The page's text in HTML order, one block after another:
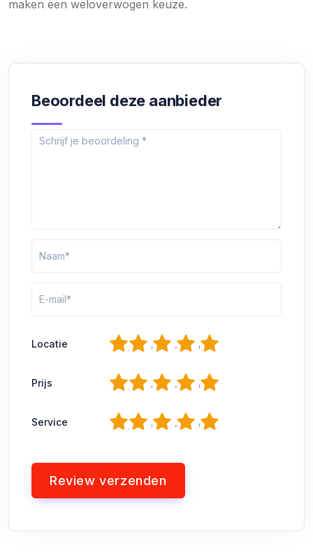
maken een weloverwogen keuze.
Beoordeel deze aanbieder
Locatie 5
4
3
2
Prijs 5
4
3
2
Service 5
4
3
2